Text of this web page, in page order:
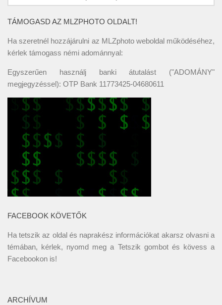
TÁMOGASD AZ MLZPHOTO OLDALT!
Ha szeretnél hozzájárulni az MLZphoto weboldal működéséhez,
kérlek támogass némi adománnyal:
Egyszerűen használj banki átutalást ("ADOMÁNY"
megjegyzéssel): OTP Bank 11773425-04680611
FACEBOOK KÖVETŐK
Ha tetszik az oldal és naprakész információkat akarsz olvasni a
témában, kérlek, nyomd meg a Tetszik gombot és kövess a
Facebookon is!
ARCHÍVUM